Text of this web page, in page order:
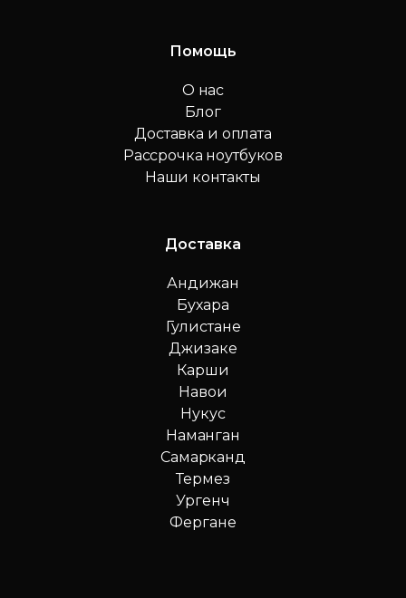
Помощь
О нас
Блог
Доставка и оплата
Рассрочка ноутбуков
Наши контакты
Доставка
Андижан
Бухара
Гулистане
Джизаке
Карши
Навои
Нукус
Наманган
Самарканд
Термез
Ургенч
Фергане